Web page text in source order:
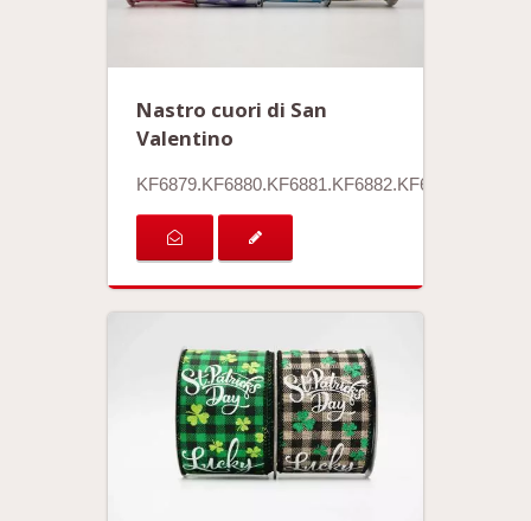
Nastro cuori di San
Valentino